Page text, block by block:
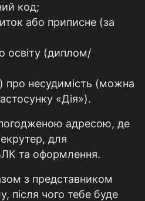
код;
або приписне (за
освіту (диплом/
про несудимість (можна
«Дія»).
адресою, де
для
та оформлення.
з представником
після чого тебе буде